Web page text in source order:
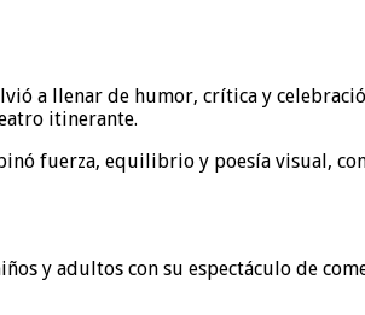
a llenar de humor, crítica y
itinerante.
fuerza, equilibrio y poesía visual,
y adultos con su espectáculo de